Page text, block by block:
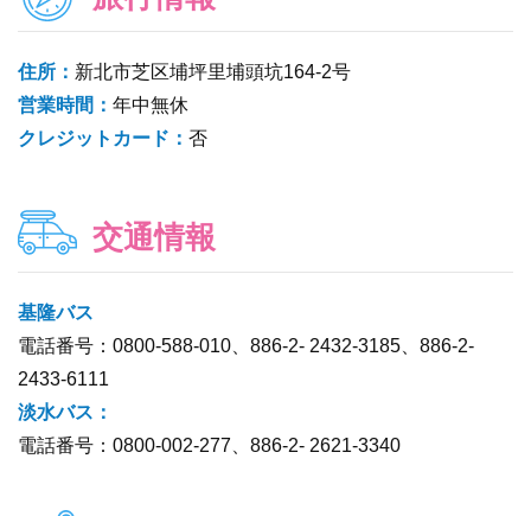
住所： 新北市芝区埔坪里埔頭坑164-2号
営業時間： 年中無休
クレジットカード： 否
交通情報
基隆バス
電話番号：0800-588-010、886-2- 2432-3185、886-2-
2433-6111
淡水バス：
電話番号：0800-002-277、886-2- 2621-3340